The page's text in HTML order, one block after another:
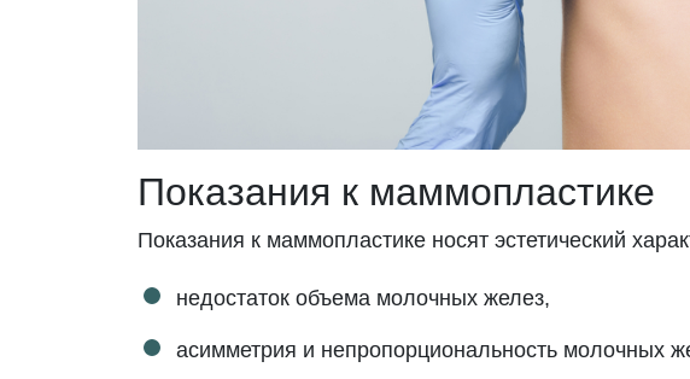
Показания к маммопластике
Показания к маммопластике носят эстетический
недостаток объема молочных желез,
асимметрия и непропорциональность молочных